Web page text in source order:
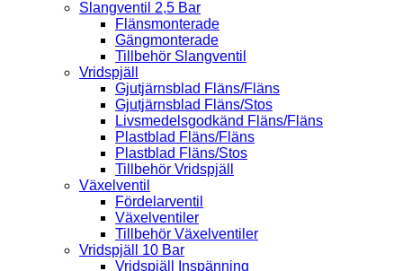
Slangventil 2,5 Bar
Flänsmonterade
Gängmonterade
Tillbehör Slangventil
Vridspjäll
Gjutjärnsblad Fläns/Fläns
Gjutjärnsblad Fläns/Stos
Livsmedelsgodkänd Fläns/Fläns
Plastblad Fläns/Fläns
Plastblad Fläns/Stos
Tillbehör Vridspjäll
Växelventil
Fördelarventil
Växelventiler
Tillbehör Växelventiler
Vridspjäll 10 Bar
Vridspjäll Inspänning